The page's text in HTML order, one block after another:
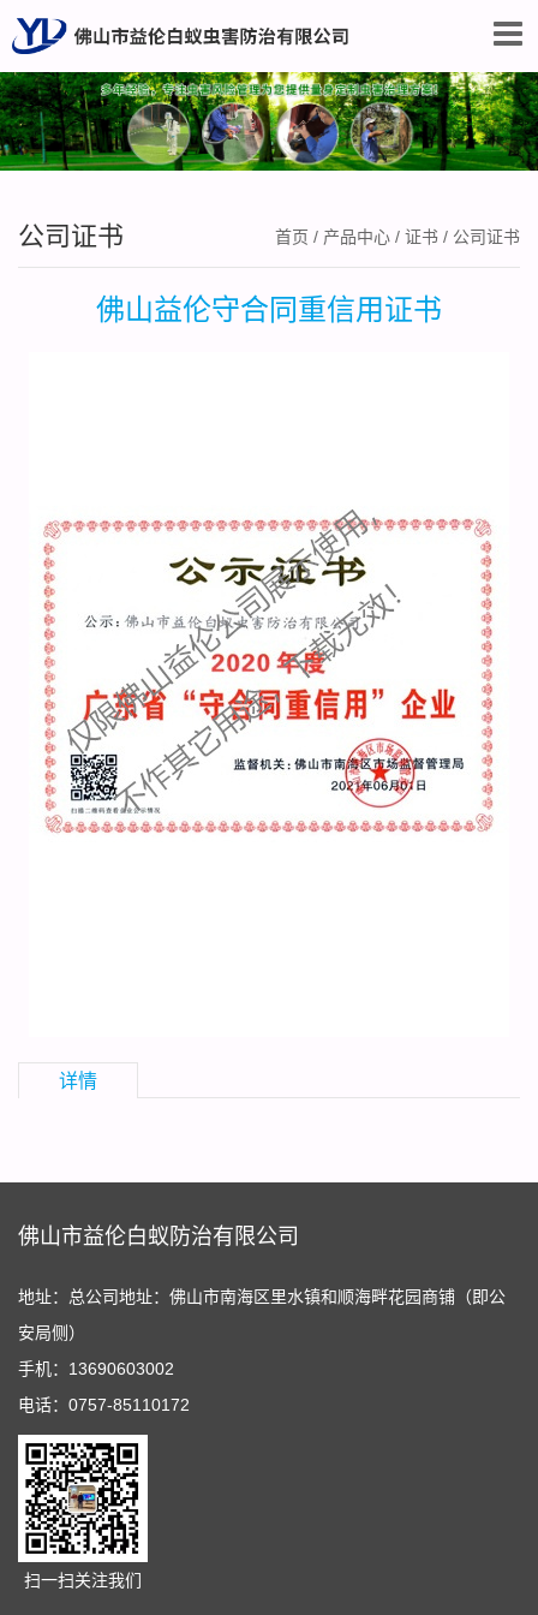
公司证书 首页 / 产品中心 / 证书 / 公司证书
佛山益伦守合同重信用证书
详情
佛山市益伦白蚁防治有限公司
地址：总公司地址：佛山市南海区里水镇和顺海畔花园商铺（即公
安局侧）
手机：13690603002
电话：0757-85110172
扫一扫关注我们